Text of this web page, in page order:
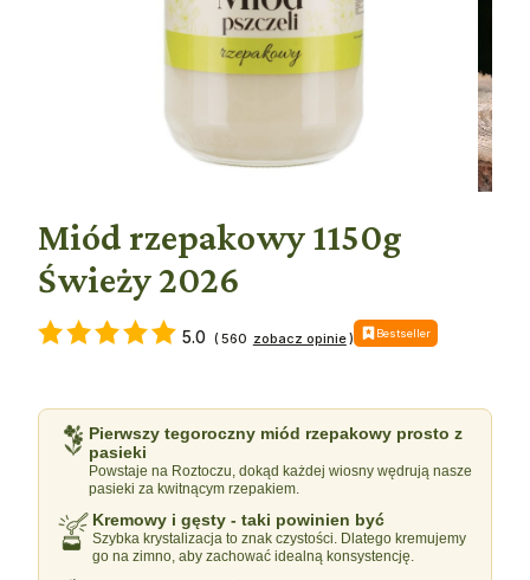
Miód rzepakowy 1150g
Świeży 2026
5.0 (560 ) Bestseller
Pierwszy tegoroczny miód rzepakowy prosto z
pasieki
Powstaje na Roztoczu, dokąd każdej wiosny wędrują nasze
pasieki za kwitnącym rzepakiem.
Kremowy i gęsty - taki powinien być
Szybka krystalizacja to znak czystości. Dlatego kremujemy
go na zimno, aby zachować idealną konsystencję.